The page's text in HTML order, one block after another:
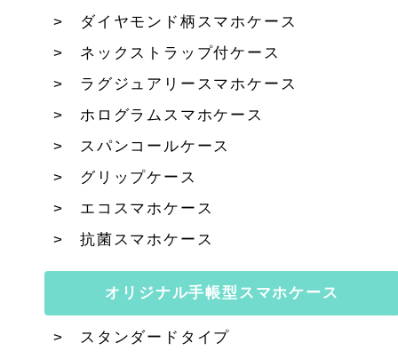
ダイヤモンド柄スマホケース
ネックストラップ付ケース
ラグジュアリースマホケース
ホログラムスマホケース
スパンコールケース
グリップケース
エコスマホケース
抗菌スマホケース
オリジナル手帳型スマホケース
スタンダードタイプ